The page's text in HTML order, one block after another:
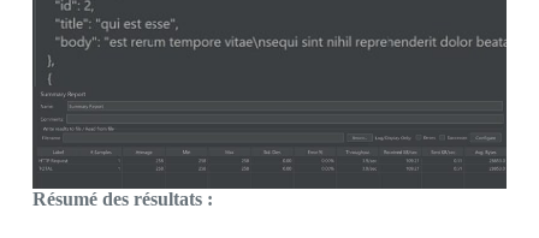
Résumé des résultats :